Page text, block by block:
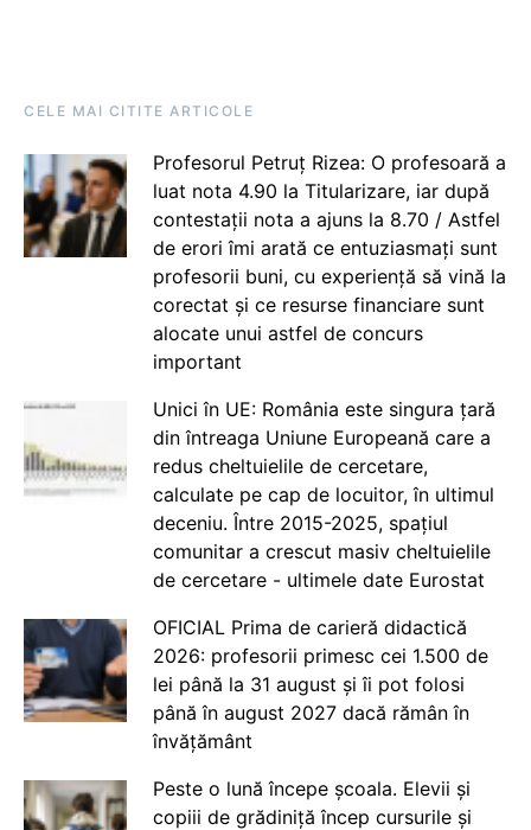
CELE MAI CITITE ARTICOLE
Profesorul Petruț Rizea: O profesoară a
luat nota 4.90 la Titularizare, iar după
contestații nota a ajuns la 8.70 / Astfel
de erori îmi arată ce entuziasmați sunt
profesorii buni, cu experiență să vină la
corectat și ce resurse financiare sunt
alocate unui astfel de concurs
important
Unici în UE: România este singura țară
din întreaga Uniune Europeană care a
redus cheltuielile de cercetare,
calculate pe cap de locuitor, în ultimul
deceniu. Între 2015-2025, spațiul
comunitar a crescut masiv cheltuielile
de cercetare - ultimele date Eurostat
OFICIAL Prima de carieră didactică
2026: profesorii primesc cei 1.500 de
lei până la 31 august și îi pot folosi
până în august 2027 dacă rămân în
învățământ
Peste o lună începe școala. Elevii și
copiii de grădiniță încep cursurile și